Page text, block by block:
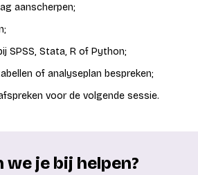
aanscherpen;
SPSS, Stata, R of Python;
of analyseplan bespreken;
voor de volgende sessie.
we je bij helpen?